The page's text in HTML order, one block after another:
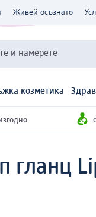
Живей осъзнато
и намерете
козметика
гланц